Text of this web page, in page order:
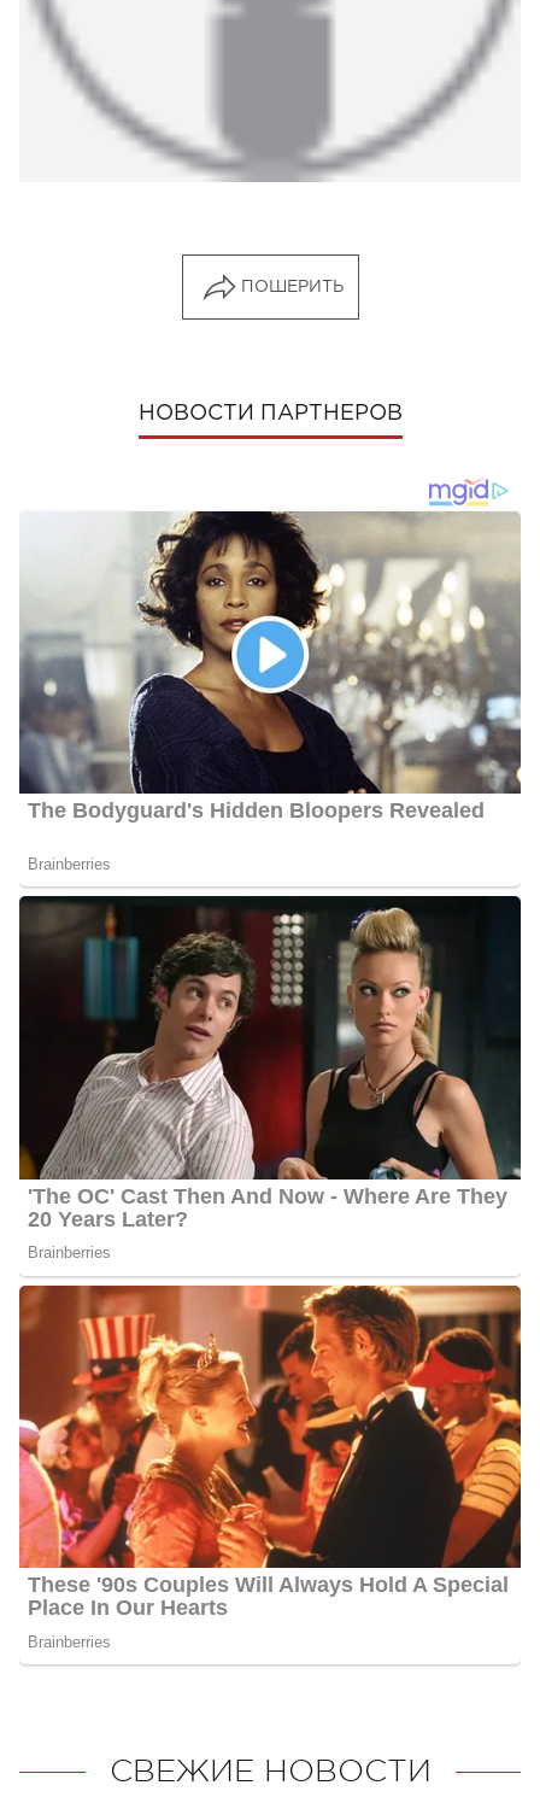
ПОШЕРИТЬ
НОВОСТИ ПАРТНЕРОВ
СВЕЖИЕ НОВОСТИ